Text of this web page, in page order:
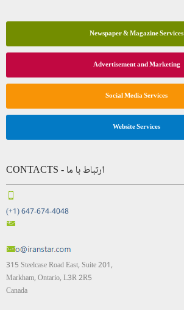
Newspaper & Magazine Services
Advertisement and Marketing
Social Media Services
CONTACTS - ارتباط با ما
315 Steelcase Road East, Suite 201,
Markham, Ontario, L3R 2R5